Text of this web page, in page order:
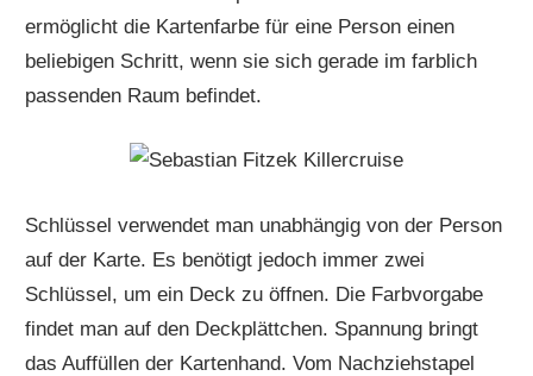
ermöglicht die Kartenfarbe für eine Person einen
beliebigen Schritt, wenn sie sich gerade im farblich
passenden Raum befindet.
Schlüssel verwendet man unabhängig von der Person
auf der Karte. Es benötigt jedoch immer zwei
Schlüssel, um ein Deck zu öffnen. Die Farbvorgabe
findet man auf den Deckplättchen. Spannung bringt
das Auffüllen der Kartenhand. Vom Nachziehstapel